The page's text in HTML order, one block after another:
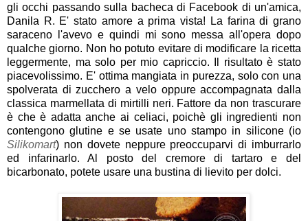
gli occhi passando sulla bacheca di Facebook di un'amica,
Danila R. E' stato amore a prima vista! La farina di grano
saraceno l'avevo e quindi mi sono messa all'opera dopo
qualche giorno. Non ho potuto evitare di modificare la ricetta
leggermente, ma solo per mio capriccio. Il risultato è stato
piacevolissimo. E' ottima mangiata in purezza, solo con una
spolverata di zucchero a velo oppure accompagnata dalla
classica marmellata di mirtilli neri. Fattore da non trascurare
è che è adatta anche ai celiaci, poichè gli ingredienti non
contengono glutine e se usate uno stampo in silicone (io
Silikomart) non dovete neppure preoccuparvi di imburrarlo
ed infarinarlo. Al posto del cremore di tartaro e del
bicarbonato, potete usare una bustina di lievito per dolci.